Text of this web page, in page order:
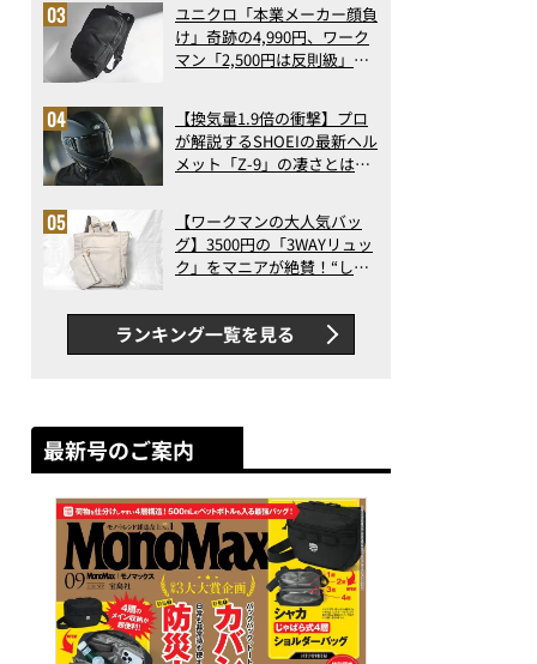
アの実力
ユニクロ「本業メーカー顔負
け」奇跡の4,990円、ワーク
マン「2,500円は反則級」凄
ト3】（2026年6月版）
【換気量1.9倍の衝撃】プロ
が解説するSHOEIの最新ヘル
メット「Z-9」の凄さとは？
ス【ワークマンの大人気バッ
グ】3500円の「3WAYリュッ
ク」をマニアが絶賛！“しご
判以上に優秀だった
ランキング一覧を見る
最新号のご案内